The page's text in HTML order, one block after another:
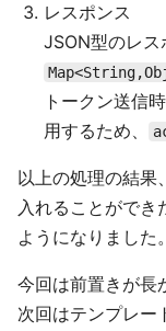
レスポンス
JSON型のレ
トークン送信
用するため、
以上の処理の結果
入れることができ
ようになりました。
今回は前置きが長
次回はテンプレー